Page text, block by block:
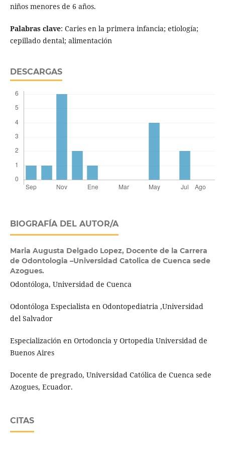
niños menores de 6 años.
Palabras clave: Caries en la primera infancia; etiología;
cepillado dental; alimentación
DESCARGAS
BIOGRAFÍA DEL AUTOR/A
Maria Augusta Delgado Lopez, Docente de la Carrera
de Odontologia –Universidad Catolica de Cuenca sede
Azogues.
Odontóloga, Universidad de Cuenca
Odontóloga Especialista en Odontopediatria ,Universidad
del Salvador
Especialización en Ortodoncia y Ortopedia Universidad de
Buenos Aires
Docente de pregrado, Universidad Católica de Cuenca sede
Azogues, Ecuador.
CITAS